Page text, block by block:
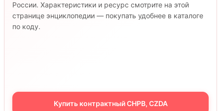
России. Характеристики и ресурс смотрите на этой
странице энциклопедии — покупать удобнее в каталоге
по коду.
Купить контрактный CHPB, CZDA